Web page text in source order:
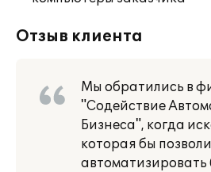
Отзыв клиента
Мы обратились в
"Содействие
Бизнеса", когда
которая бы
автоматизировать